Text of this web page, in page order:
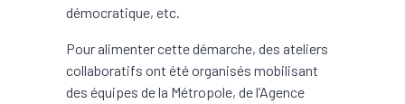
démocratique, etc.
Pour alimenter cette démarche, des ateliers
collaboratifs ont été organisés mobilisant
des équipes de la Métropole, de l’Agence